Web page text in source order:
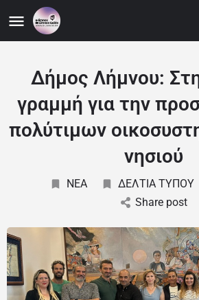
Δήμος Λήμνου:
γραμμή για την
πολύτιμων
νησιού
NEA ΔΕΛΤΙΑ ΤΥΠΟΥ
Share post